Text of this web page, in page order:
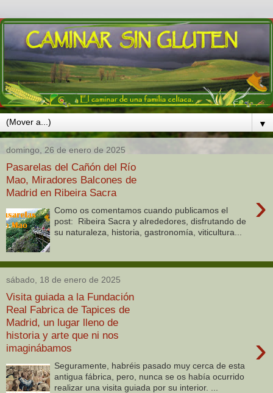
▼
domingo, 26 de enero de 2025
Pasarelas del Cañón del Río
Mao, Miradores Balcones de
Madrid en Ribeira Sacra
›
Como os comentamos cuando publicamos el
post: Ribeira Sacra y alrededores, disfrutando de
su naturaleza, historia, gastronomía, viticultura...
sábado, 18 de enero de 2025
Visita guiada a la Fundación
Real Fabrica de Tapices de
Madrid, un lugar lleno de
historia y arte que ni nos
imaginábamos
›
Seguramente, habréis pasado muy cerca de esta
antigua fábrica, pero, nunca se os había ocurrido
realizar una visita guiada por su interior. ...